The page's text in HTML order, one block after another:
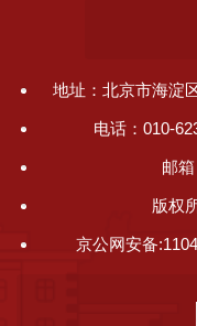
地址：北京市海淀
电话：010-
邮
版权
京公网安备